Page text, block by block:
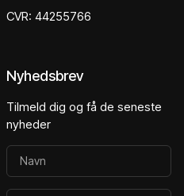
CVR: 44255766
Nyhedsbrev
Tilmeld dig og få de seneste
nyheder